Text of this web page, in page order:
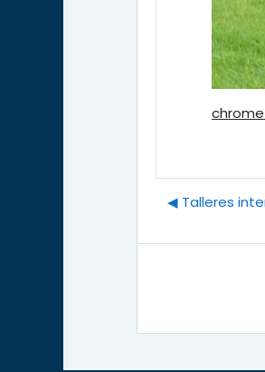
◀︎ Talleres